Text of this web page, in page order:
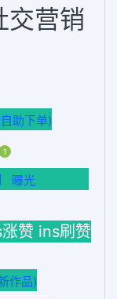
交营销
助下单)
1
曝光
赞 ins刷赞
作品)